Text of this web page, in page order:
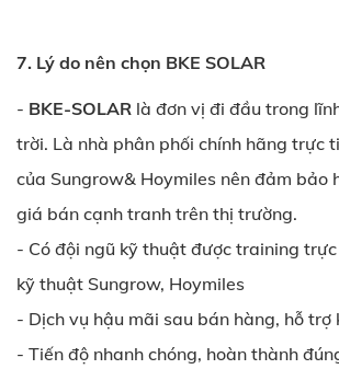
7. Lý do nên chọn BKE SOLAR
- BKE-SOLAR là đơn vị đi đầu trong
trời. Là nhà phân phối chính hãng trực
của Sungrow& Hoymiles nên đảm bảo
giá bán cạnh tranh trên thị trường.
- Có đội ngũ kỹ thuật được training
kỹ thuật Sungrow, Hoymiles
- Dịch vụ hậu mãi sau bán hàng, hỗ
- Tiến độ nhanh chóng, hoàn thành